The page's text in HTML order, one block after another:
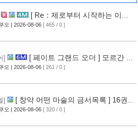
[ Re：제로부터 시작하는 이세
] 4기 탈환편 PV 영상 공개
오 | 2026-08-06 [ 465 / 0 ]
]
[ 페이트 그랜드 오더 ] 모르간 르
작 피규어 공개
[4]
오 | 2026-08-06 [ 261 / 0 ]
]
[ 창약 어떤 마술의 금서목록 ] 16권
개
[7]
오 | 2026-08-06 [ 320 / 0 ]